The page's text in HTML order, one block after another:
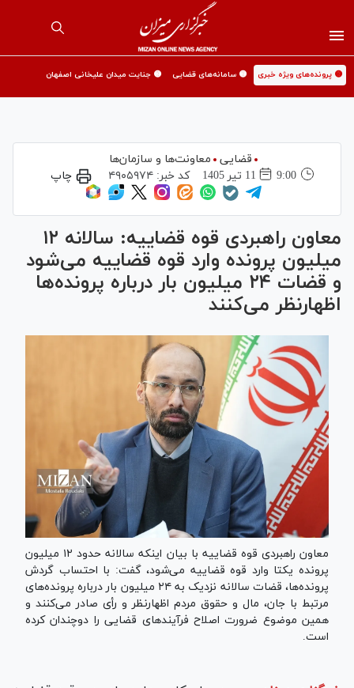
🟡 پرونده‌های ویژه خبری 🟡 سامانه‌های قضایی 🟡 جنایت میدان علیخانی اصفهان
قضایی
معاونت‌ها و سازمان‌ها
9:00
11 تير 1405 کد خبر:۴۹۰۵۹۷۴ چاپ
معاون راهبردی قوه قضاییه: سالانه ۱۲
میلیون پرونده وارد قوه قضاییه می‌شود
و قضات ۲۴ میلیون بار درباره پرونده‌ها
اظهارنظر می‌کنند
معاون راهبردی قوه قضاییه با بیان اینکه سالانه حدود ۱۲ میلیون
پرونده یکتا وارد قوه قضاییه می‌شود، گفت: با احتساب گردش
پرونده‌ها، قضات سالانه نزدیک به ۲۴ میلیون بار درباره پرونده‌های
مرتبط با جان، مال و حقوق مردم اظهارنظر و رأی صادر می‌کنند و
همین موضوع ضرورت اصلاح فرآیند‌های قضایی را دوچندان کرده
است.